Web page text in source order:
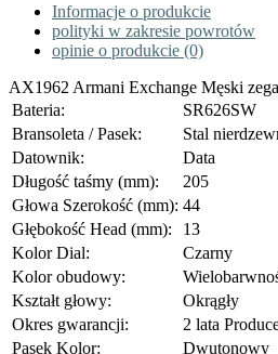
Informacje o produkcie
polityki w zakresie powrotów
opinie o produkcie (0)
AX1962 Armani Exchange Męski
Bateria:
SR626SW
Bransoleta / Pasek:
Stal
Datownik:
Data
Długość taśmy (mm):
205
Głowa Szerokość (mm): 44
Głębokość Head (mm):
13
Kolor Dial:
Czarny
Kolor obudowy:
Kształt głowy:
Okrągły
Okres gwarancji:
2 lata
Pasek Kolor:
Dwutonowy